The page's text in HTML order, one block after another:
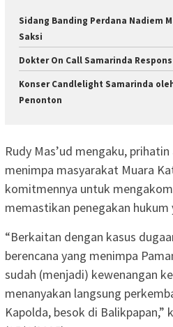
Sidang Banding Perdana Nadiem
Saksi
Dokter On Call Samarinda
Konser Candlelight Samarinda
Penonton
Rudy Mas’ud mengaku,
menimpa masyarakat Muara
komitmennya untuk
memastikan penegakan hukum
“Berkaitan dengan kasus
berencana yang menimpa
sudah (menjadi) kewenangan
menanyakan langsung
Kapolda, besok di Balikpapan,”